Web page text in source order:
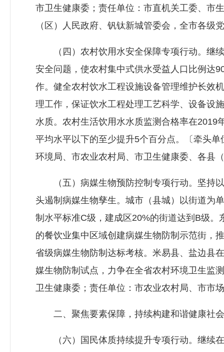
市卫生健康委；责任单位：市直机关工委、市
（区）人民政府、钒钛新城管委会，全市各级
（四）农村饮用水安全保障专项行动。继续
安全问题，使农村集中式供水受益人口比例达
作。健全农村饮水工程设施设备管理维护长效
理工作，保证饮水工程处理工艺科学、设备设
水质。农村生活饮用水水质监测合格率在2019
平均水平以下的至少提升5个百分点。〔牵头
环境局、市农业农村局、市卫生健康委、各县
（五）病媒生物预防控制专项行动。坚持以
头遏制病媒生物孳生。城市（县城）以街道为
制水平标准C级，建成区20%的街道达到B级
的餐饮业集中区域创建病媒生物防制示范街，
省级病媒生物防制达标考核。米易县、盐边县
媒生物防制试点，力争在全省农村环境卫生监
卫生健康委；责任单位：市农业农村局、市市
二、聚焦要素保障，持续构建和谐健康社会
（六）国民体质持续提升专项行动。继续在